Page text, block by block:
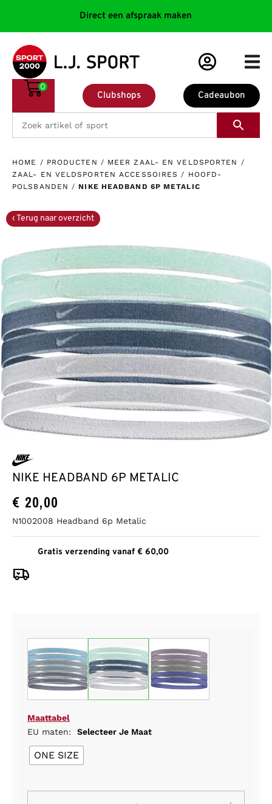
Direct een afspraak maken
Cadeaubon
Clubshops
0
HOME / PRODUCTEN / MEER ZAAL- EN VELDSPORTEN /
ZAAL- EN VELDSPORTEN ACCESSOIRES / HOOFD-
POLSBANDEN /NIKE HEADBAND 6P METALIC
NIKE HEADBAND 6P METALIC
€ 20,00
N1002008 Headband 6p Metalic
Gratis verzending vanaf € 60,00
Maattabel
EU maten:
Selecteer Je Maat
ONE SIZE